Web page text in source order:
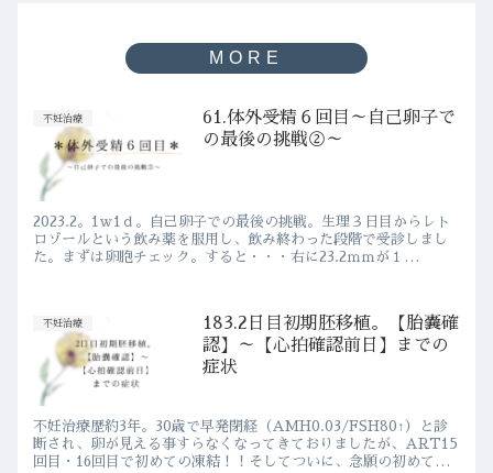
不妊治療
61.体外受精６回目～自己卵子で
の最後の挑戦②～
2023.2。1ｗ1ｄ。自己卵子での最後の挑戦。生理３日目からレト
ロゾールという飲み薬を服用し、飲み終わった段階で受診しまし
た。まずは卵胞チェック。すると・・・右に23.2ｍｍが１
不妊治療
183.2日目初期胚移植。【胎嚢確
認】～【心拍確認前日】までの
症状
不妊治療歴約3年。30歳で早発閉経（AMH0.03/FSH80↑）と診
断され、卵が見える事すらなくなってきておりましたが、ART15
回目・16回目で初めての凍結！！そしてついに、念願の初めての